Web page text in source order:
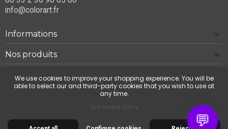
info@colorart.fr
Informations
Nos produits
Notre société
💬
We use cookies to improve your shopping experience. You will be
able to select our and third-party cookies that you wish to use at
any time.
See cookie policy